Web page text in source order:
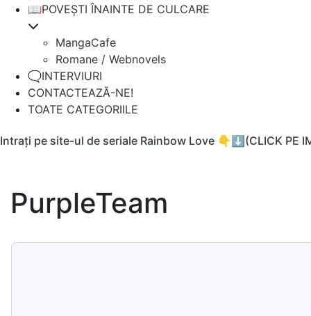
📖POVEȘTI ÎNAINTE DE CULCARE
MangaCafe
Romane / Webnovels
🗨️INTERVIURI
CONTACTEAZĂ-NE!
TOATE CATEGORIILE
Intrați pe site-ul de seriale Rainbow Love 👇⬇️(CLICK PE
PurpleTeam